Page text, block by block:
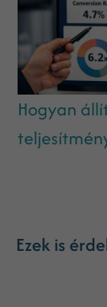
Hogyan
Ezek is